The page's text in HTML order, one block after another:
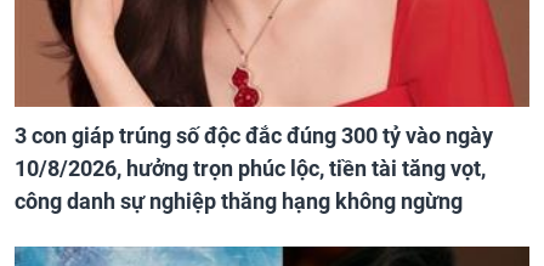
3 con giáp trúng số độc đắc đúng 300 tỷ vào ngày
10/8/2026, hưởng trọn phúc lộc, tiền tài tăng vọt,
công danh sự nghiệp thăng hạng không ngừng